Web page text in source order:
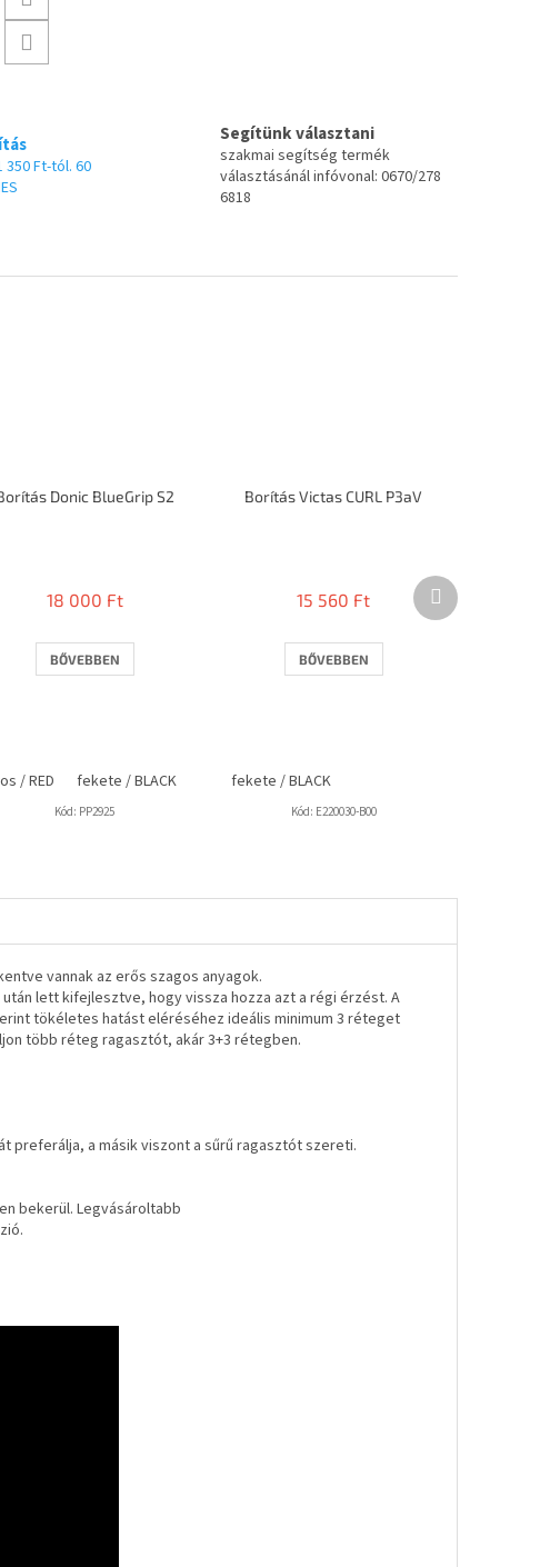
350 Ft-tól. 60
Segítünk választani
szakmai segítség termék
választásánál infóvonal: 0670/278
6818
Donic BlueGrip S2
18 000 Ft
BŐVEBBEN
/ RED fekete / BLACK
Kód: PP2925
Borítás Victas CURL P3aV
15 560 Ft
BŐVEBBEN
fekete / BLACK
Kód: E220030-B00
Következő
termék
vannak az erős szagos anyagok.
lett kifejlesztve, hogy vissza hozza azt a régi érzést. A
tökéletes hatást eléréséhez ideális minimum 3 réteget
több réteg ragasztót, akár 3+3 rétegben.
preferálja, a másik viszont a sűrű ragasztót szereti.
bekerül. Legvásároltabb